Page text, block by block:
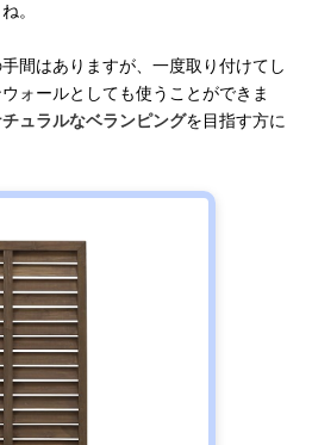
。
間はありますが、一度取り付けてし
ォールとしても使うことができま
ュラルなベランピングを目指す方に